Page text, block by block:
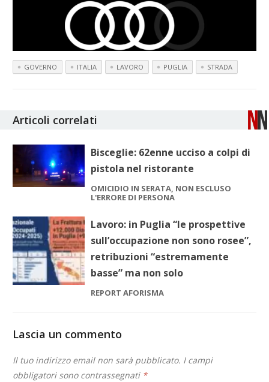
GOVERNO ITALIA LAVORO PUGLIA STRADA
Articoli correlati
Bisceglie: 62enne ucciso a colpi di
pistola nel ristorante
OMICIDIO IN SERATA, NON ESCLUSO
L'ERRORE DI PERSONA
Lavoro: in Puglia “le prospettive
sull’occupazione non sono rosee”,
retribuzioni “estremamente
basse” ma non solo
REPORT AFORISMA
Lascia un commento
Il tuo indirizzo email non sarà pubblicato. I campi
obbligatori sono contrassegnati *